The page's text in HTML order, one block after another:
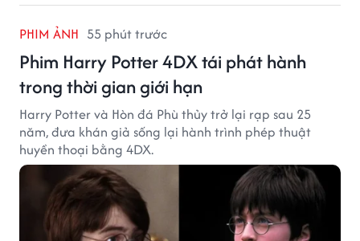
PHIM ẢNH 55 phút trước
Phim Harry Potter 4DX tái phát hành
trong thời gian giới hạn
Harry Potter và Hòn đá Phù thủy trở lại rạp sau 25
năm, đưa khán giả sống lại hành trình phép thuật
huyền thoại bằng 4DX.